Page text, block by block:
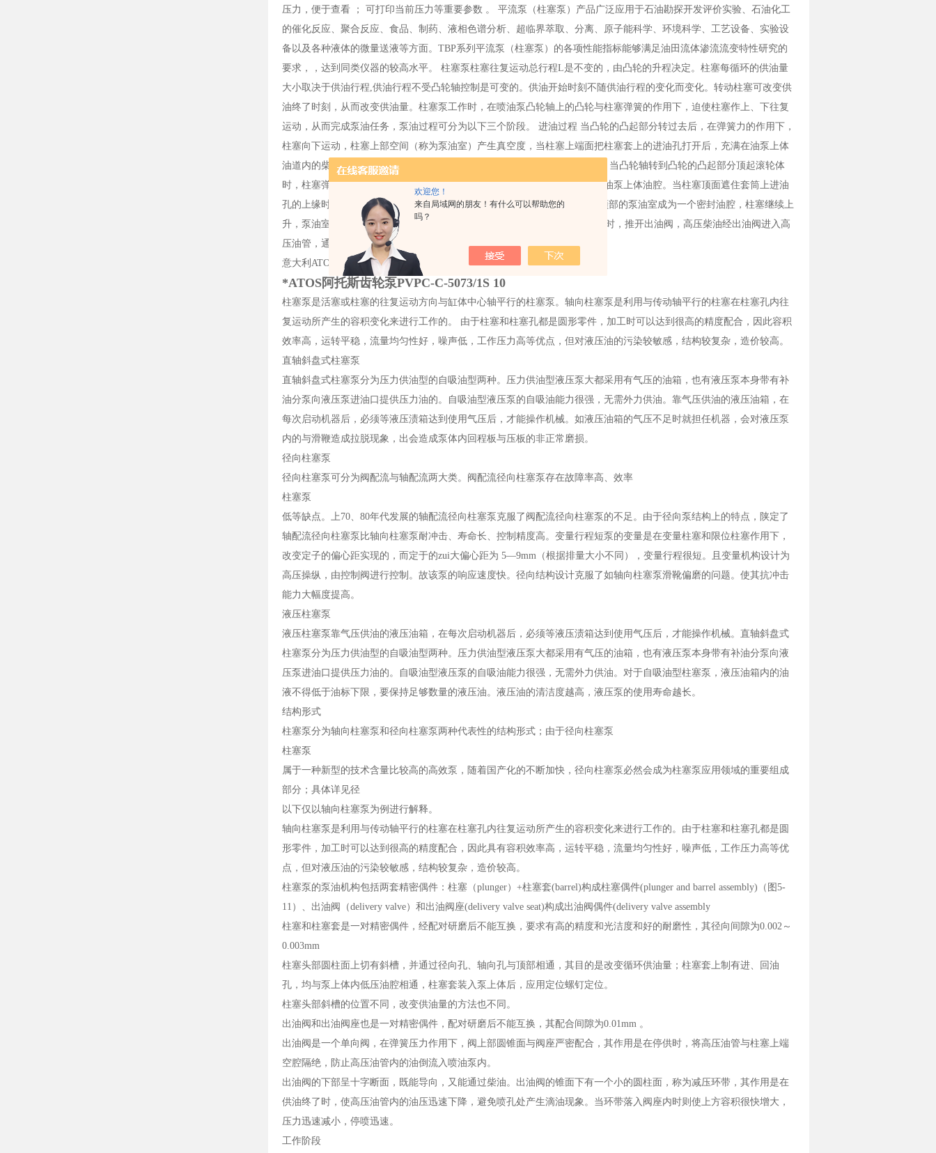
欢迎您！
来自局域网的朋友！有什么可以帮助您的
吗？
压力，便于查看 ； 可打印当前压力等重要参数 。 平流泵（柱塞泵）产品广泛应用于石油勘探开发评价实验、石油化工
的催化反应、聚合反应、食品、制药、液相色谱分析、超临界萃取、分离、原子能科学、环境科学、工艺设备、实验设
备以及各种液体的微量送液等方面。TBP系列平流泵（柱塞泵）的各项性能指标能够满足油田流体渗流流变特性研究的
要求，，达到同类仪器的较高水平。 柱塞泵柱塞往复运动总行程L是不变的，由凸轮的升程决定。柱塞每循环的供油量
大小取决于供油行程,供油行程不受凸轮轴控制是可变的。供油开始时刻不随供油行程的变化而变化。转动柱塞可改变供
油终了时刻，从而改变供油量。柱塞泵工作时，在喷油泵凸轮轴上的凸轮与柱塞弹簧的作用下，迫使柱塞作上、下往复
运动，从而完成泵油任务，泵油过程可分为以下三个阶段。 进油过程 当凸轮的凸起部分转过去后，在弹簧力的作用下，
柱塞向下运动，柱塞上部空间（称为泵油室）产生真空度，当柱塞上端面把柱塞套上的进油孔打开后，充满在油泵上体
油道内的柴油经油孔进入泵油室，柱塞运动到下止点，进油结束。 供油过程 当凸轮轴转到凸轮的凸起部分顶起滚轮体
时，柱塞弹簧被压缩，柱塞向上运动，燃油受压，一部分燃油经油孔流回喷油泵上体油腔。当柱塞顶面遮住套筒上进油
孔的上缘时，由于柱塞和套筒的配合间隙很小（0.0015-0.0025mm）使柱塞顶部的泵油室成为一个密封油腔，柱塞继续上
升，泵油室内的油压迅速升高，泵油压力>出油阀弹簧力+高压油管剩余压力时，推开出油阀，高压柴油经出油阀进入高
压油管，通过喷油器喷入燃烧室。
意大利ATOS。
*ATOS阿托斯齿轮泵PVPC-C-5073/1S 10
柱塞泵是活塞或柱塞的往复运动方向与缸体中心轴平行的柱塞泵。轴向柱塞泵是利用与传动轴平行的柱塞在柱塞孔内往
复运动所产生的容积变化来进行工作的。 由于柱塞和柱塞孔都是圆形零件，加工时可以达到很高的精度配合，因此容积
效率高，运转平稳，流量均匀性好，噪声低，工作压力高等优点，但对液压油的污染较敏感，结构较复杂，造价较高。
直轴斜盘式柱塞泵
直轴斜盘式柱塞泵分为压力供油型的自吸油型两种。压力供油型液压泵大都采用有气压的油箱，也有液压泵本身带有补
油分泵向液压泵进油口提供压力油的。自吸油型液压泵的自吸油能力很强，无需外力供油。靠气压供油的液压油箱，在
每次启动机器后，必须等液压渍箱达到使用气压后，才能操作机械。如液压油箱的气压不足时就担任机器，会对液压泵
内的与滑鞭造成拉脱现象，出会造成泵体内回程板与压板的非正常磨损。
径向柱塞泵
径向柱塞泵可分为阀配流与轴配流两大类。阀配流径向柱塞泵存在故障率高、效率
柱塞泵
低等缺点。上70、80年代发展的轴配流径向柱塞泵克服了阀配流径向柱塞泵的不足。由于径向泵结构上的特点，陕定了
轴配流径向柱塞泵比轴向柱塞泵耐冲击、寿命长、控制精度高。变量行程短泵的变量是在变量柱塞和限位柱塞作用下，
改变定子的偏心距实现的，而定于的zui大偏心距为 5—9mm（根据排量大小不同），变量行程很短。且变量机构设计为
高压操纵，由控制阀进行控制。故该泵的响应速度快。径向结构设计克服了如轴向柱塞泵滑靴偏磨的问题。使其抗冲击
能力大幅度提高。
液压柱塞泵
液压柱塞泵靠气压供油的液压油箱，在每次启动机器后，必须等液压渍箱达到使用气压后，才能操作机械。直轴斜盘式
柱塞泵分为压力供油型的自吸油型两种。压力供油型液压泵大都采用有气压的油箱，也有液压泵本身带有补油分泵向液
压泵进油口提供压力油的。自吸油型液压泵的自吸油能力很强，无需外力供油。对于自吸油型柱塞泵，液压油箱内的油
液不得低于油标下限，要保持足够数量的液压油。液压油的清洁度越高，液压泵的使用寿命越长。
结构形式
柱塞泵分为轴向柱塞泵和径向柱塞泵两种代表性的结构形式；由于径向柱塞泵
柱塞泵
属于一种新型的技术含量比较高的高效泵，随着国产化的不断加快，径向柱塞泵必然会成为柱塞泵应用领域的重要组成
部分；具体详见径
以下仅以轴向柱塞泵为例进行解释。
轴向柱塞泵是利用与传动轴平行的柱塞在柱塞孔内往复运动所产生的容积变化来进行工作的。由于柱塞和柱塞孔都是圆
形零件，加工时可以达到很高的精度配合，因此具有容积效率高，运转平稳，流量均匀性好，噪声低，工作压力高等优
点，但对液压油的污染较敏感，结构较复杂，造价较高。
柱塞泵的泵油机构包括两套精密偶件：柱塞（plunger）+柱塞套(barrel)构成柱塞偶件(plunger and barrel assembly)（图5-
11）、出油阀（delivery valve）和出油阀座(delivery valve seat)构成出油阀偶件(delivery valve assembly
柱塞和柱塞套是一对精密偶件，经配对研磨后不能互换，要求有高的精度和光洁度和好的耐磨性，其径向间隙为0.002～
0.003mm
柱塞头部圆柱面上切有斜槽，并通过径向孔、轴向孔与顶部相通，其目的是改变循环供油量；柱塞套上制有进、回油
孔，均与泵上体内低压油腔相通，柱塞套装入泵上体后，应用定位螺钉定位。
柱塞头部斜槽的位置不同，改变供油量的方法也不同。
出油阀和出油阀座也是一对精密偶件，配对研磨后不能互换，其配合间隙为0.01mm 。
出油阀是一个单向阀，在弹簧压力作用下，阀上部圆锥面与阀座严密配合，其作用是在停供时，将高压油管与柱塞上端
空腔隔绝，防止高压油管内的油倒流入喷油泵内。
出油阀的下部呈十字断面，既能导向，又能通过柴油。出油阀的锥面下有一个小的圆柱面，称为减压环带，其作用是在
供油终了时，使高压油管内的油压迅速下降，避免喷孔处产生滴油现象。当环带落入阀座内时则使上方容积很快增大，
压力迅速减小，停喷迅速。
工作阶段